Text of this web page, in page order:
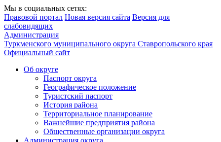
Мы в социальных сетях:
Правовой портал Новая версия сайта Версия для
слабовидящих
Администрация
Туркменского муниципального округа Ставропольского края
Официальный сайт
Об округе
Паспорт округа
Географическое положение
Туристский паспорт
История района
Территориальное планирование
Важнейшие предприятия района
Общественные организации округа
Администрация округа